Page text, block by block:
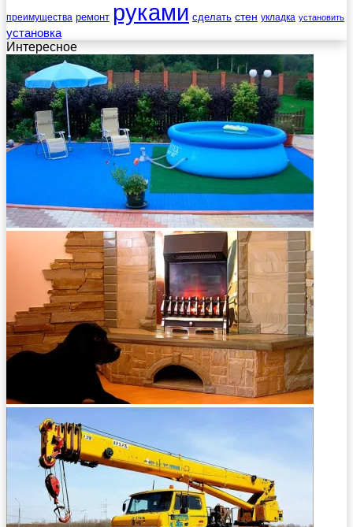
преимущества ремонт руками сделать стен укладка установить
установка
Интересное